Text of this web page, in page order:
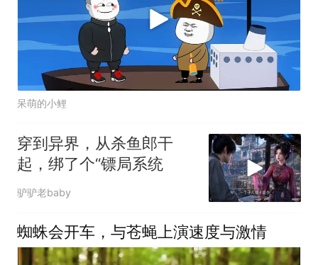
呆萌的小鲤
穿到异界，从杀鱼郎干
起，绑了个“镖局系统
驴驴老baby
蜘蛛会开车，与苍蝇上演速度与激情